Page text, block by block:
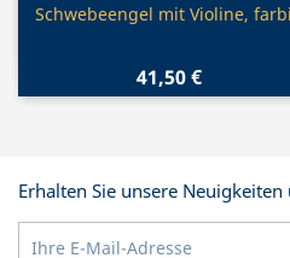
Vorschau
Schwebeengel mit Violine,
41,50 €
Erhalten Sie unsere